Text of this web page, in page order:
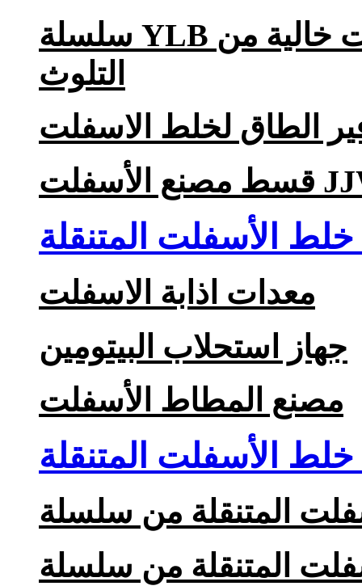
سلسلة YLB محطة لانتاج على دفعة الاسفلت خالية من
التلوث
الأسفلت المتنقلة
معدات اذابة الاسفلت
جهاز استحلاب البيتومين
مصنع المطاط الأسفلت
الأسفلت المتنقلة